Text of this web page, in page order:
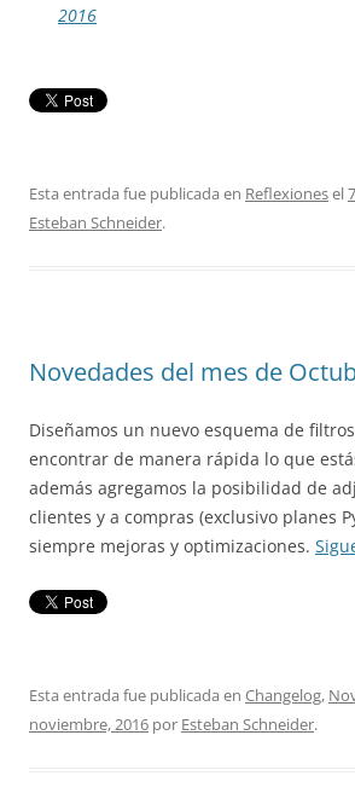
2016
Esta entrada fue publicada en Reflexionesel
Esteban Schneider.
Novedades del mes de
Diseñamos un nuevo esquema de
encontrar de manera rápida lo que
además agregamos la posibilidad de
clientes y a compras (exclusivo planes
siempre mejoras y optimizaciones.
Esta entrada fue publicada en Changelog,
noviembre, 2016 por Esteban Schneider.